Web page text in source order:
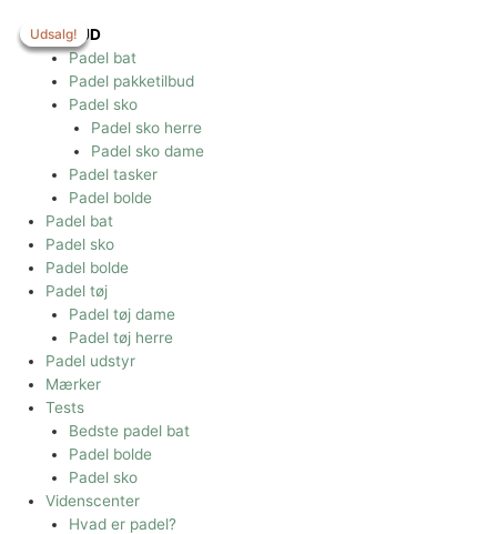
indholdet
TILBUD
Padel bat
Padel pakketilbud
Padel sko
Padel sko herre
Padel sko dame
Padel tasker
Padel bolde
Padel bat
Padel sko
Padel bolde
Padel tøj
Padel tøj dame
Padel tøj herre
Padel udstyr
Mærker
Tests
Bedste padel bat
Padel bolde
Padel sko
Videnscenter
Hvad er padel?
Udsalg!
Udsalg!
Udsalg!
Udsalg!